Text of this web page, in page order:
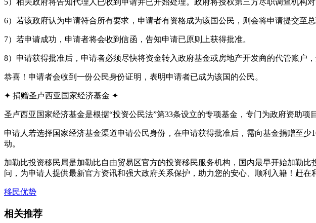
6）若该政府认为申请符合所有要求，申请者有资格成为该国公民，则会将申请提交至
7）若申请成功，申请者将会收到信函，告知申请已原则上获得批准。
8）申请获得批准后，申请者必须尽快将资金转入政府基金或房地产开发商的代管账户
恭喜！申请者会收到一份公民身份证明，表明申请者已成为该国的公民。
✦ 捐赠圣卢西亚国家经济基金 ✦
圣卢西亚国家经济基金是根据“投资公民法”第33条设立的专项基金，专门为政府资助项
申请人若选择国家经济基金渠道申请公民身份，在申请获得批准后，需向基金捐赠至
动。
加勒比投资移民局是加勒比自由贸易区官方的投资移民服务机构，国内最早开始加勒
问，为申请人提供最新官方资讯和强大政府关系保护，助力您的安心、顺利入籍！赶在
移民优势
相关推荐